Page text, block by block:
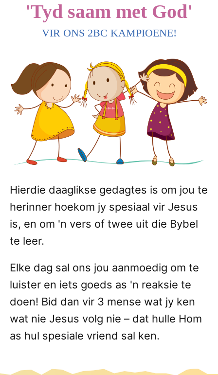
'Tyd saam met God'
VIR ONS 2BC KAMPIOENE!
Hierdie daaglikse gedagtes is om jou te
herinner hoekom jy spesiaal vir Jesus
is, en om 'n vers of twee uit die Bybel
te leer.
Elke dag sal ons jou aanmoedig om te
luister en iets goeds as 'n reaksie te
doen! Bid dan vir 3 mense wat jy ken
wat nie Jesus volg nie – dat hulle Hom
as hul spesiale vriend sal ken.